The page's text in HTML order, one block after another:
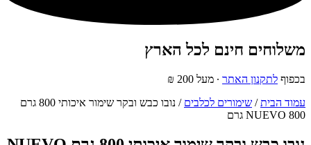
משלוחים חינם לכל הארץ
בכפוף לתקנון האתר ∙ מעל 200 ₪
עמוד הבית/ שימורים לכלבים
/ נובו כבש ובקר שימור איכותי 800 גרם
NUEVO 800 גרם